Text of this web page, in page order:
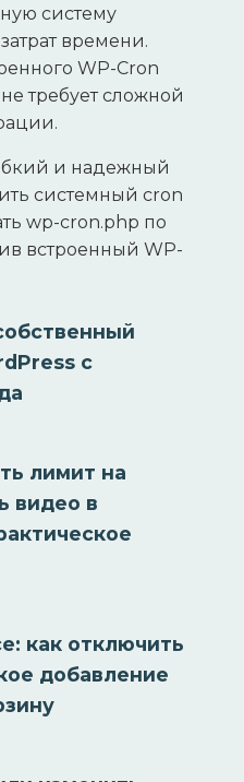
систему
времени.
WP-Cron
требует сложной
и надежный
системный cron
wp-cron.php по
встроенный WP-
с
лимит на
видео в
как отключить
добавление